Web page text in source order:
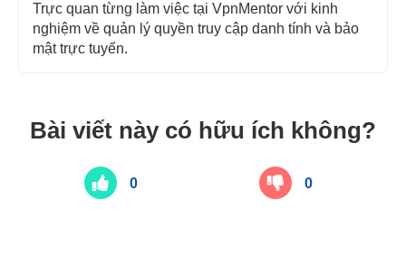
Trực quan từng làm việc tại VpnMentor với kinh
nghiệm về quản lý quyền truy cập danh tính và bảo
mật trực tuyến.
Bài viết này có hữu ích không?
0 0